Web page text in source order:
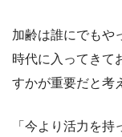
加齢は誰にでもや
時代に入ってきて
すかが重要だと考
「今より活力を